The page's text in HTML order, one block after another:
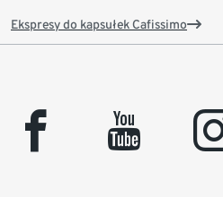
Ekspresy do kapsułek Cafissimo
facebook youtube